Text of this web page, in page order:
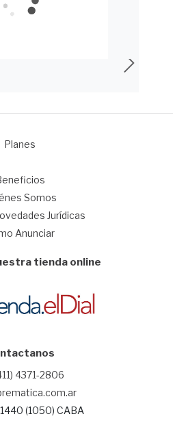
Planes
Somos
Jurídicas
Anunciar
tienda online
4371-2806
(1050) CABA